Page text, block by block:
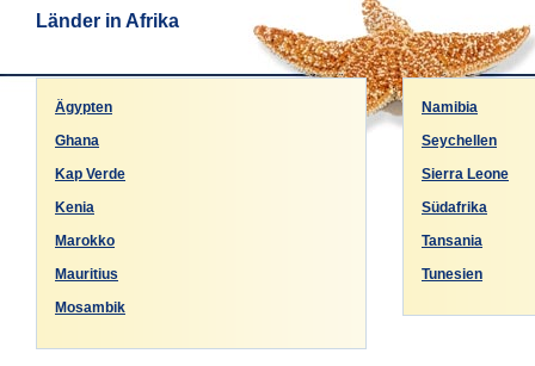
Länder in Afrika
Ägypten
Ghana
Kap Verde
Kenia
Marokko
Mauritius
Mosambik
Namibia
Seychellen
Sierra Leone
Südafrika
Tansania
Tunesien